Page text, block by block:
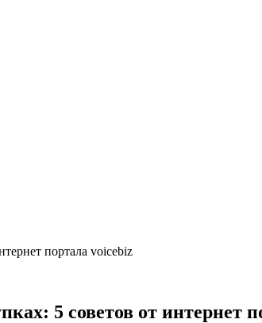
портала voicebiz
5 советов от интернет